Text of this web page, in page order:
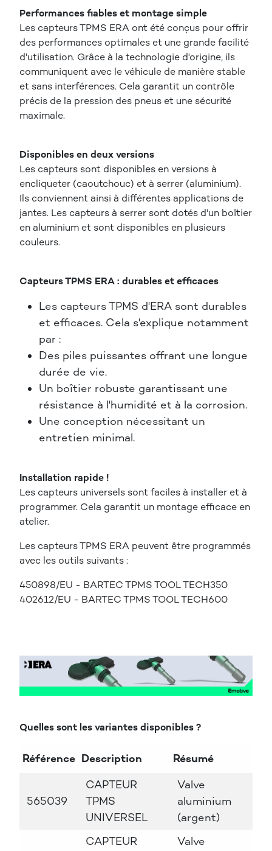
Performances fiables et montage simple
Les capteurs TPMS ERA ont été conçus pour offrir
des performances optimales et une grande facilité
d'utilisation. Grâce à la technologie d'origine, ils
communiquent avec le véhicule de manière stable
et sans interférences. Cela garantit un contrôle
précis de la pression des pneus et une sécurité
maximale.
Disponibles en deux versions
Les capteurs sont disponibles en versions à
encliqueter (caoutchouc) et à serrer (aluminium).
Ils conviennent ainsi à différentes applications de
jantes. Les capteurs à serrer sont dotés d'un boîtier
en aluminium et sont disponibles en plusieurs
couleurs.
Capteurs TPMS ERA : durables et efficaces
Les capteurs TPMS d'ERA sont durables
et efficaces. Cela s'explique notamment
par :
Des piles puissantes offrant une longue
durée de vie.
Un boîtier robuste garantissant une
résistance à l'humidité et à la corrosion.
Une conception nécessitant un
entretien minimal.
Installation rapide !
Les capteurs universels sont faciles à installer et à
programmer. Cela garantit un montage efficace en
atelier.
Les capteurs TPMS ERA peuvent être programmés
avec les outils suivants :
450898/EU - BARTEC TPMS TOOL TECH350
402612/EU - BARTEC TPMS TOOL TECH600
Quelles sont les variantes disponibles ?
Référence Description Résumé
565039
CAPTEUR
TPMS
UNIVERSEL
Valve
aluminium
(argent)
CAPTEUR
Valve